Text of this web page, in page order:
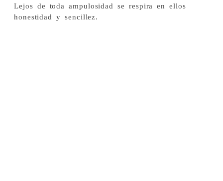
Lejos de toda ampulosidad se respira en ellos
honestidad y sencillez.